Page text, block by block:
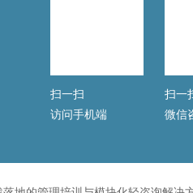
扫一扫
访问手机端
扫一
微信